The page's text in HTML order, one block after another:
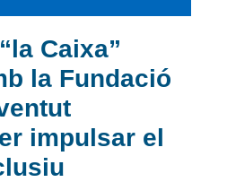
Caixa”
la Fundació
impulsar el